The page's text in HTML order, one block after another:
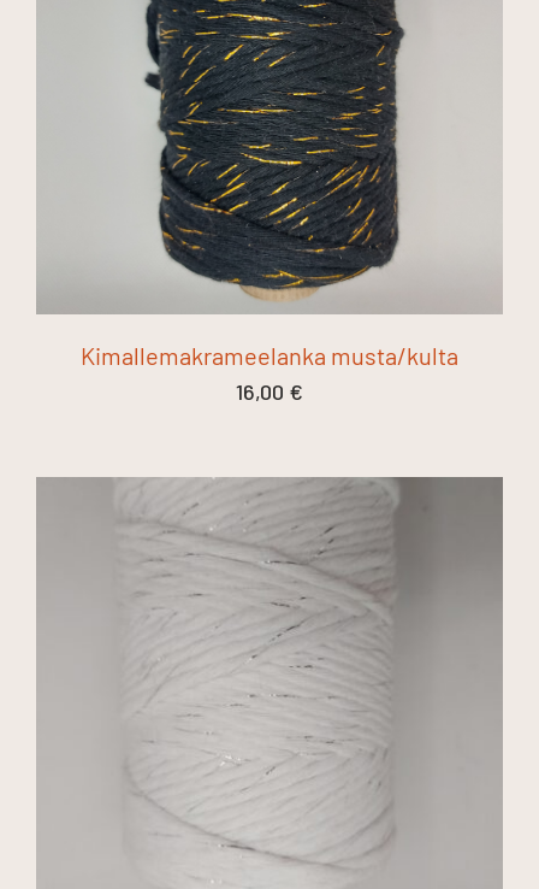
Kimallemakrameelanka musta/kulta
16,00 €